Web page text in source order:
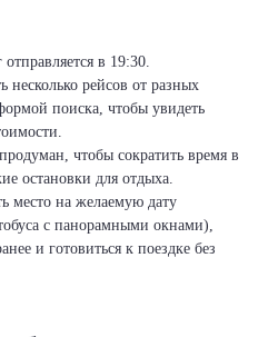
в 19:30.
несколько рейсов от разных
поиска, чтобы увидеть
чтобы сократить время в
остановки для отдыха.
место на желаемую дату
с панорамными окнами),
и готовиться к поездке без